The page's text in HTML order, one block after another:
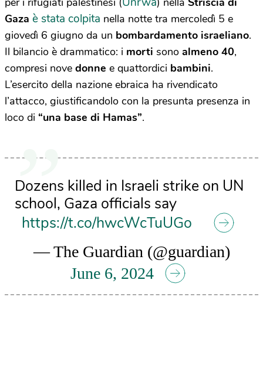
Gaza è stata colpita nella notte tra mercoledì 5 e
giovedì 6 giugno da un bombardamento israeliano.
Il bilancio è drammatico: i morti sono almeno 40,
compresi nove donne e quattordici bambini.
L’esercito della nazione ebraica ha rivendicato
l’attacco, giustificandolo con la presunta presenza in
loco di “una base di Hamas”.
Dozens killed in Israeli strike on UN
school, Gaza officials say
https://t.co/hwcWcTuUGo
— The Guardian (@guardian)
June 6, 2024